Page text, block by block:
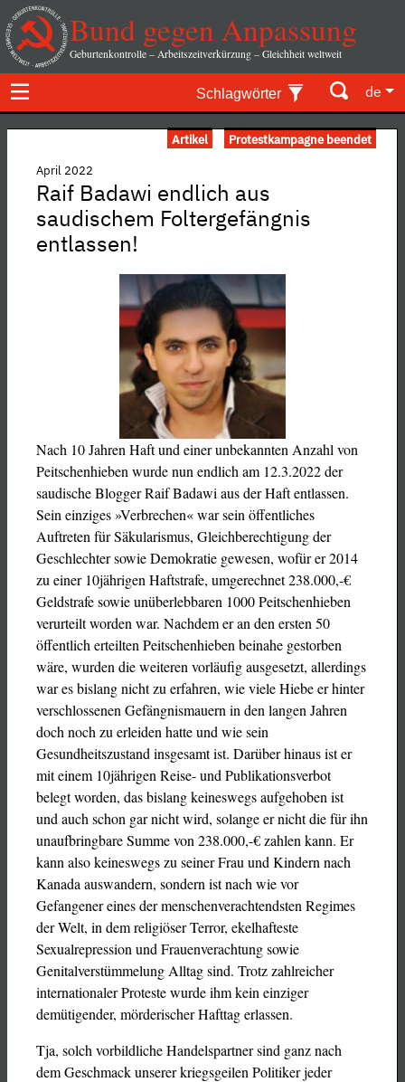
Bund gegen Anpassung
Geburtenkontrolle – Arbeitszeitverkürzung – Gleichheit weltweit
Schlagwörter de
Artikel Protestkampagne beendet
April 2022
Raif Badawi endlich aus
saudischem Foltergefängnis
entlassen!
Nach 10 Jahren Haft und einer unbekannten Anzahl von
Peitschenhieben wurde nun endlich am 12.3.2022 der
saudische Blogger Raif Badawi aus der Haft entlassen.
Sein einziges »Verbrechen« war sein öffentliches
Auftreten für Säkularismus, Gleichberechtigung der
Geschlechter sowie Demokratie gewesen, wofür er 2014
zu einer 10jährigen Haftstrafe, umgerechnet 238.000,-€
Geldstrafe sowie unüberlebbaren 1000 Peitschenhieben
verurteilt worden war. Nachdem er an den ersten 50
öffentlich erteilten Peitschenhieben beinahe gestorben
wäre, wurden die weiteren vorläufig ausgesetzt, allerdings
war es bislang nicht zu erfahren, wie viele Hiebe er hinter
verschlossenen Gefängnismauern in den langen Jahren
doch noch zu erleiden hatte und wie sein
Gesundheitszustand insgesamt ist. Darüber hinaus ist er
mit einem 10jährigen Reise- und Publikationsverbot
belegt worden, das bislang keineswegs aufgehoben ist
und auch schon gar nicht wird, solange er nicht die für ihn
unaufbringbare Summe von 238.000,-€ zahlen kann. Er
kann also keineswegs zu seiner Frau und Kindern nach
Kanada auswandern, sondern ist nach wie vor
Gefangener eines der menschenverachtendsten Regimes
der Welt, in dem religiöser Terror, ekelhafteste
Sexualrepression und Frauenverachtung sowie
Genitalverstümmelung Alltag sind. Trotz zahlreicher
internationaler Proteste wurde ihm kein einziger
demütigender, mörderischer Hafttag erlassen.
Tja, solch vorbildliche Handelspartner sind ganz nach
dem Geschmack unserer kriegsgeilen Politiker jeder